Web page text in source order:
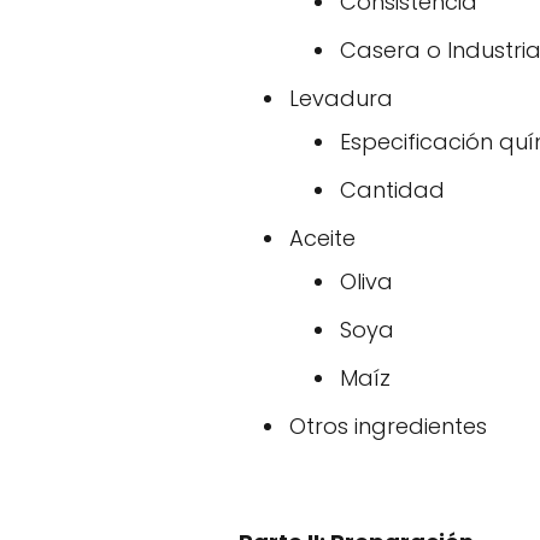
Casera o
Levadura
Especificación
Cantidad
Aceite
Oliva
Soya
Maíz
Otros ingredientes